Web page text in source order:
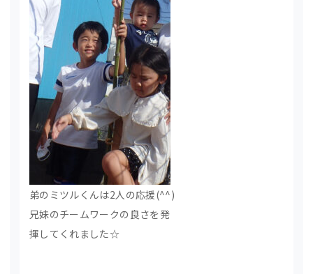
弟のミツルくんは2人の応援(^^)
兄妹のチームワークの良さを発
揮してくれました☆